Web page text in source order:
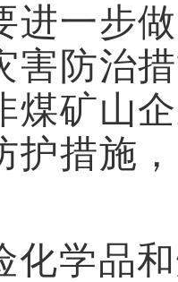
进一步
害防治
煤矿山
护措施
化学品